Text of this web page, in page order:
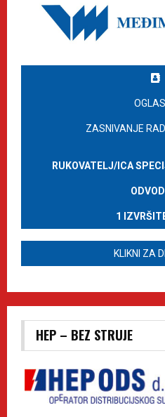
ZASNIVANJE
RUKOVATELJ/ICA
1
KLIKNI ZA
HEP – BEZ STRUJE